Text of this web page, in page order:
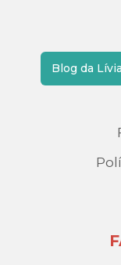
Blog da Lívia